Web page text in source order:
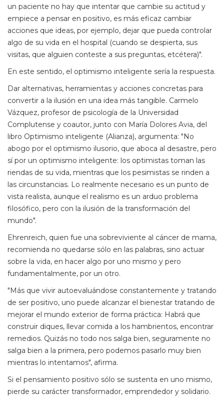
un paciente no hay que intentar que cambie su actitud y
empiece a pensar en positivo, es más eficaz cambiar
acciones que ideas, por ejemplo, dejar que pueda controlar
algo de su vida en el hospital (cuando se despierta, sus
visitas, que alguien conteste a sus preguntas, etcétera)".
En este sentido, el optimismo inteligente sería la respuesta.
Dar alternativas, herramientas y acciones concretas para
convertir a la ilusión en una idea más tangible. Carmelo
Vázquez, profesor de psicología de la Universidad
Complutense y coautor, junto con María Dolores Avia, del
libro Optimismo inteligente (Alianza), argumenta: "No
abogo por el optimismo ilusorio, que aboca al desastre, pero
sí por un optimismo inteligente: los optimistas toman las
riendas de su vida, mientras que los pesimistas se rinden a
las circunstancias. Lo realmente necesario es un punto de
vista realista, aunque el realismo es un arduo problema
filosófico, pero con la ilusión de la transformación del
mundo".
Ehrenreich, quien fue una sobreviviente al cáncer de mama,
recomienda no quedarse sólo en las palabras, sino actuar
sobre la vida, en hacer algo por uno mismo y pero
fundamentalmente, por un otro.
"Más que vivir autoevaluándose constantemente y tratando
de ser positivo, uno puede alcanzar el bienestar tratando de
mejorar el mundo exterior de forma práctica: Habrá que
construir diques, llevar comida a los hambrientos, encontrar
remedios. Quizás no todo nos salga bien, seguramente no
salga bien a la primera, pero podemos pasarlo muy bien
mientras lo intentamos", afirma.
Si el pensamiento positivo sólo se sustenta en uno mismo,
pierde su carácter transformador, emprendedor y solidario.